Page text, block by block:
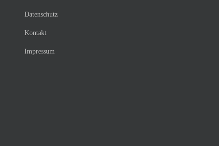
Datenschutz
Kontakt
Impressum